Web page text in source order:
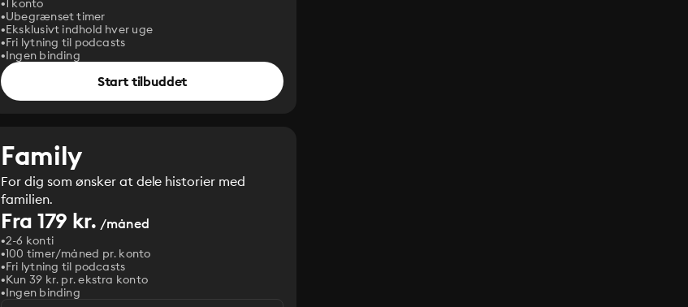
1 konto
Ubegrænset timer
Eksklusivt indhold hver uge
Fri lytning til podcasts
Ingen binding
Start tilbuddet
Family
For dig som ønsker at dele historier med
familien.
Fra 179 kr. /måned
2-6 konti
100 timer/måned pr. konto
Fri lytning til podcasts
Kun 39 kr. pr. ekstra konto
Ingen binding